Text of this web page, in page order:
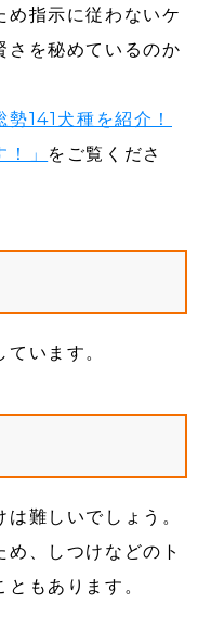
め指示に従わないケ
さを秘めているのか
141犬種を紹介！
」 をご覧くださ
います。
難しいでしょう。
、しつけなどのト
もあります。